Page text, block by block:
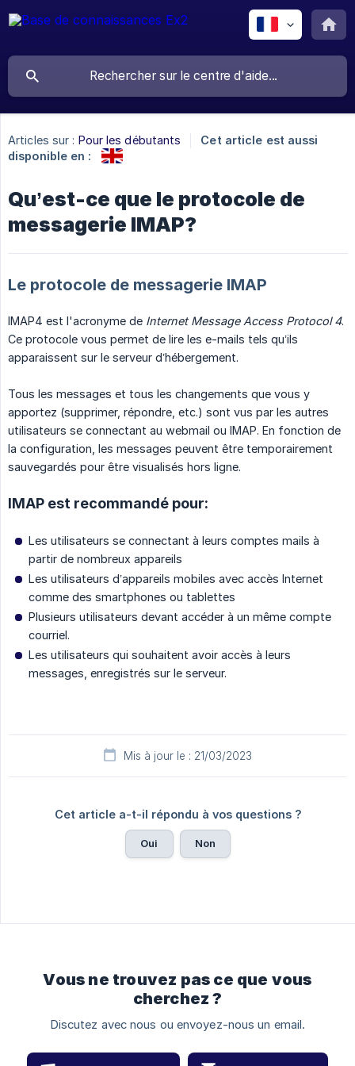
Articles sur : Pour les débutants
Cet article est aussi
disponible en :
Qu’est-ce que le protocole de
messagerie IMAP?
Le protocole de messagerie IMAP
IMAP4 est l'acronyme de Internet Message Access Protocol 4.
Ce protocole vous permet de lire les e-mails tels qu’ils
apparaissent sur le serveur d’hébergement.
Tous les messages et tous les changements que vous y
apportez (supprimer, répondre, etc.) sont vus par les autres
utilisateurs se connectant au webmail ou IMAP. En fonction de
la configuration, les messages peuvent être temporairement
sauvegardés pour être visualisés hors ligne.
IMAP est recommandé pour:
Les utilisateurs se connectant à leurs comptes mails à
partir de nombreux appareils
Les utilisateurs d’appareils mobiles avec accès Internet
comme des smartphones ou tablettes
Plusieurs utilisateurs devant accéder à un même compte
courriel.
Les utilisateurs qui souhaitent avoir accès à leurs
messages, enregistrés sur le serveur.
Mis à jour le : 21/03/2023
Cet article a-t-il répondu à vos questions ?
Oui Non
Vous ne trouvez pas ce que vous
cherchez ?
Discutez avec nous ou envoyez-nous un email.